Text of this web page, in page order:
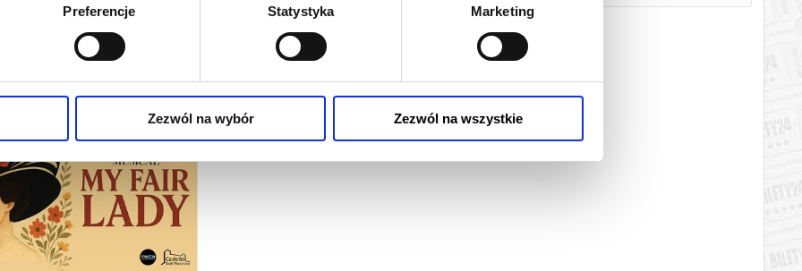
Preferencje Statystyka Marketing
Zezwól na wybór Zezwól na wszystkie
obiekcie